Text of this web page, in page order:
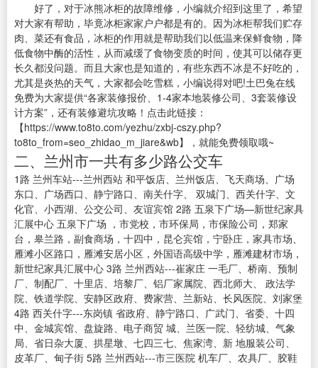
好了，对于冰熊冰柜的故障维修，小编就介绍到这里了，希望
对大家有帮助，毕竟冰柜家家户户都是有的。因为冰柜帮我们贮存
肉、菜还有食品，冰柜的作用就是帮助我们以低温来保鲜食物，降
低食物中酶的活性，从而减缓了食物变质的时间，使其可以储存更
长久都没问题。而且大家也是知道的，有些东西不冰是不好吃的，
尤其是炎热的天气，大家都会吃雪糕，小编说得对吧!土巴兔在线
免费为大家提供“各家装修报价、1-4家本地装修公司、3套装修设
计方案”，还有装修避坑攻略！点击此链接：
【https://www.to8to.com/yezhu/zxbj-cszy.php?
to8to_from=seo_zhidao_m_jiare&wb】，就能免费领取哦~
二、兰州市一共有多少路公交车
1路 兰州车站---兰州西站 和平饭店、兰州饭店、飞天商场、广场
东口、广场西口、静宁路口、南关什字、 双城门、西关什字、文
化官、小西湖、公交公司、友谊宾馆 2路 五泉下广场—新世纪家具
汇展中心 五泉下广场 ，市党校，市环保局，市保险公司，郑家
台，皋兰路，副食商场，十四中，昆仑宾馆，宁卧庄，家具市场、
雁滩小区路口，雁滩安居小区，外国语高级中学，雁滩建材市场，
新世纪家具汇展中心 3路 兰州西站---崔家庄 一毛厂、桥南、预制
厂、制配厂、十里店、培黎厂、铝厂家属院、西北师大、 政法学
院、铁道学院、安静区政府、费家营、兰新站、长风医院、刘家堡
4路 西关什字---东岗镇 省政府、静宁路口、广武门、省委、十四
中、金城宾馆、盘旋路、电子商贸 城、兰医一院、轻纺城、气象
局、省日杂大厦、拱星墩、七四三七、焦家湾、新 地服装公司、
皮革厂、甸子街 5路 兰州西站---市三医院 机车厂、农具厂、胶鞋